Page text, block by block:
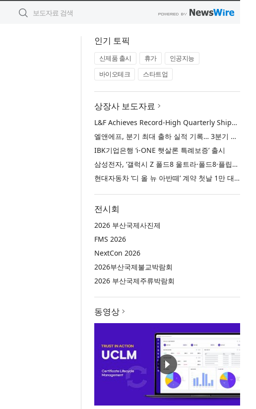
인기 토픽
신제품 출시 휴가
인공지능
바이오테크
스타트업
상장사 보도자료
L&F Achieves Record-High Quarterly Shipments, Begins LFP Supply for North American ESS in Q3 Advancing its Two-Track NCM and LFP Growth Strategy
엘앤에프, 분기 최대 출하 실적 기록… 3분기 북미 ESS향 LFP 공급 착수 NCM+LFP ‘2-Track’ 성장 전략 실현
IBK기업은행 ‘i-ONE 햇살론 특례보증’ 출시
삼성전자, ‘갤럭시 Z 폴드8 울트라·폴드8·플립8’과 ‘갤럭시 워치 울트라2·워치9’ 국내 공식 출시
현대자동차 ‘디 올 뉴 아반떼’ 계약 첫날 1만 대 돌파
전시회
2026 부산국제사진제
FMS 2026
NextCon 2026
2026부산국제불교박람회
2026 부산국제주류박람회
동영상